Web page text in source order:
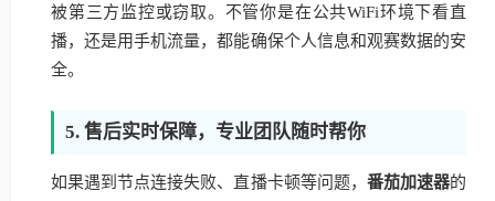
被第三方监控或窃取。不管你是在公共WiFi环境下看直
播，还是用手机流量，都能确保个人信息和观赛数据的安
全。
5. 售后实时保障，专业团队随时帮你
如果遇到节点连接失败、直播卡顿等问题， 番茄加速器的